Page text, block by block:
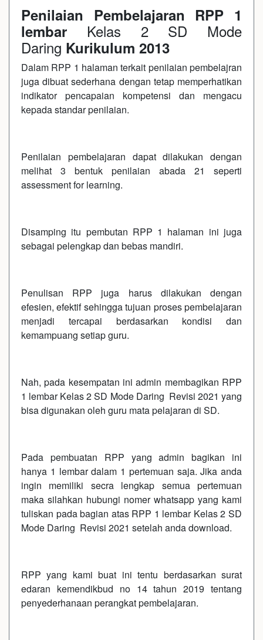
Penilaian Pembelajaran RPP 1
lembar Kelas 2 SD Mode
Daring Kurikulum 2013
Dalam RPP 1 halaman terkait penilaian pembelajran
juga dibuat sederhana dengan tetap memperhatikan
indikator pencapaian kompetensi dan mengacu
kepada standar penilaian.
Penilaian pembelajaran dapat dilakukan dengan
melihat 3 bentuk penilaian abada 21 seperti
assessment for learning.
Disamping itu pembutan RPP 1 halaman ini juga
sebagai pelengkap dan bebas mandiri.
Penulisan RPP juga harus dilakukan dengan
efesien, efektif sehingga tujuan proses pembelajaran
menjadi tercapai berdasarkan kondisi dan
kemampuang setiap guru.
Nah, pada kesempatan ini admin membagikan RPP
1 lembar Kelas 2 SD Mode Daring Revisi 2021 yang
bisa digunakan oleh guru mata pelajaran di SD.
Pada pembuatan RPP yang admin bagikan ini
hanya 1 lembar dalam 1 pertemuan saja. Jika anda
ingin memiliki secra lengkap semua pertemuan
maka silahkan hubungi nomer whatsapp yang kami
tuliskan pada bagian atas RPP 1 lembar Kelas 2 SD
Mode Daring Revisi 2021 setelah anda download.
RPP yang kami buat ini tentu berdasarkan surat
edaran kemendikbud no 14 tahun 2019 tentang
penyederhanaan perangkat pembelajaran.